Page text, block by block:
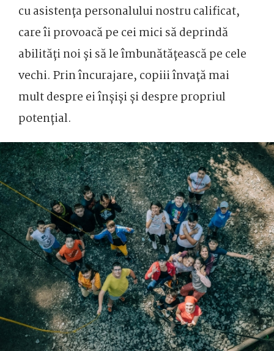
cu asistența personalului nostru calificat,
care îi provoacă pe cei mici să deprindă
abilități noi și să le îmbunătățească pe cele
vechi. Prin încurajare, copiii învață mai
mult despre ei înșiși și despre propriul
potențial.